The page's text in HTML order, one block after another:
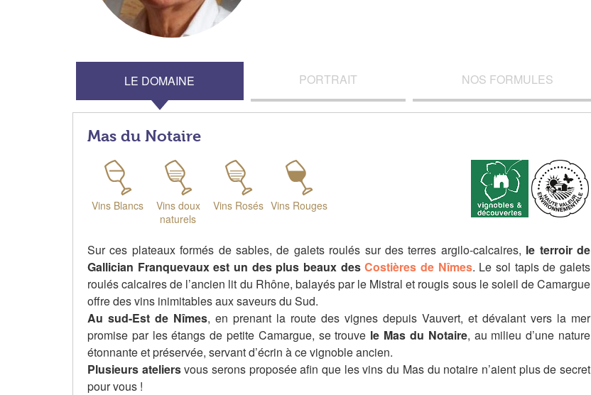
LE DOMAINE PORTRAIT NOS FORMULES
Mas du Notaire
Vins Blancs
Vins doux
naturels
Vins Rosés Vins Rouges
Sur ces plateaux formés de sables, de galets roulés sur des terres argilo-calcaires, le terroir de
Gallician Franquevaux est un des plus beaux desCostières de Nîmes. Le sol tapis de galets
roulés calcaires de l’ancien lit du Rhône, balayés par le Mistral et rougis sous le soleil de Camargue
offre des vins inimitables aux saveurs du Sud.
Au sud-Est de Nîmes, en prenant la route des vignes depuis Vauvert, et dévalant vers la mer
promise par les étangs de petite Camargue, se trouve le Mas du Notaire, au milieu d’une nature
étonnante et préservée, servant d’écrin à ce vignoble ancien.
Plusieurs ateliersvous serons proposée afin que les vins du Mas du notaire n’aient plus de secret
pour vous !